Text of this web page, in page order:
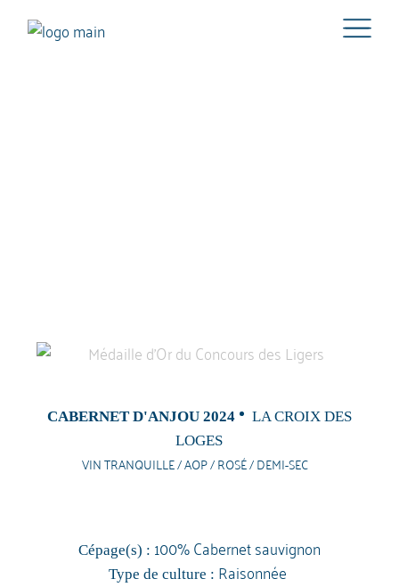
CABERNET D'ANJOU 2024
LA CROIX DES
LOGES
VIN TRANQUILLE / AOP / ROSÉ / DEMI-SEC
Cépage(s) : 100% Cabernet sauvignon
Type de culture : Raisonnée